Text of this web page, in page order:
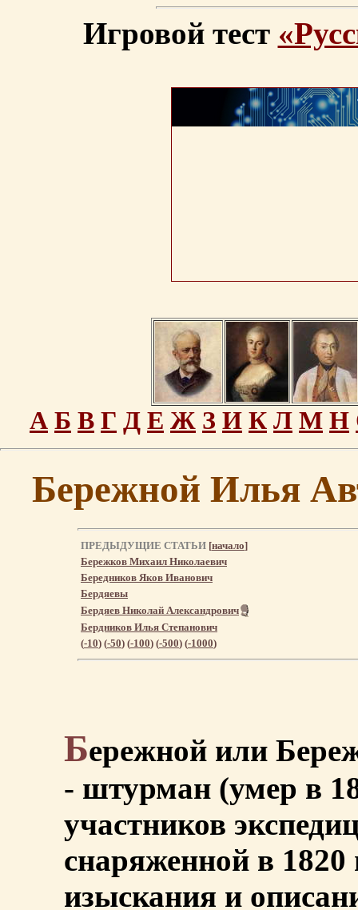
Игровой тест
А Б В Г Д Е Ж З И К Л М Н
Бережной Илья
ПРЕДЫДУЩИЕ СТАТЬИ [начало]
Бережков Михаил Николаевич
Бередников Яков Иванович
Бердяевы
Бердяев Николай Александрович
Бердников Илья Степанович
(-10) (-50) (-100) (-500) (-1000)
Бережной или
- штурман (умер в
участников
снаряженной в
изыскания и